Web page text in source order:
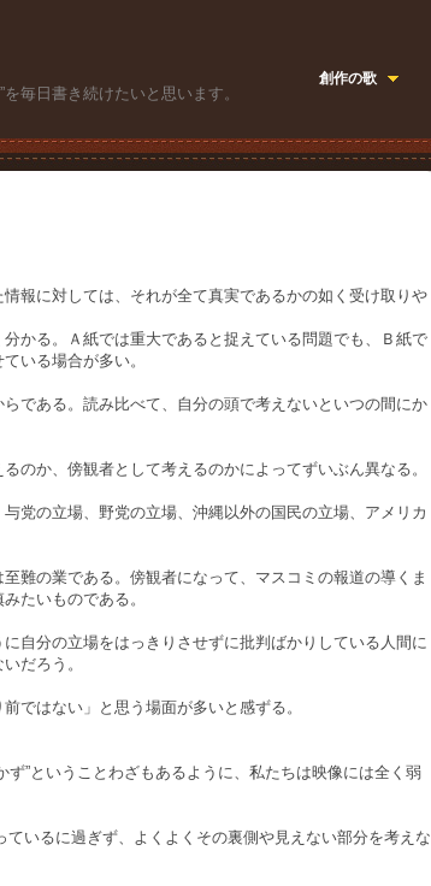
毎日書き続けたいと思います。
創作の歌
報に対しては、それが全て真実であるかの如く受け取りや
かる。Ａ紙では重大であると捉えている問題でも、Ｂ紙で
いる場合が多い。
である。読み比べて、自分の頭で考えないといつの間にか
のか、傍観者として考えるのかによってずいぶん異なる。
党の立場、野党の立場、沖縄以外の国民の立場、アメリカ
難の業である。傍観者になって、マスコミの報道の導くま
たいものである。
自分の立場をはっきりさせずに批判ばかりしている人間に
だろう。
ではない」と思う場面が多いと感ずる。
”ということわざもあるように、私たちは映像には全く弱
いるに過ぎず、よくよくその裏側や見えない部分を考えな